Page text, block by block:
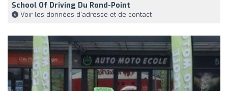
School Of Driving Du Rond-Point
Voir les données d'adresse et de contact